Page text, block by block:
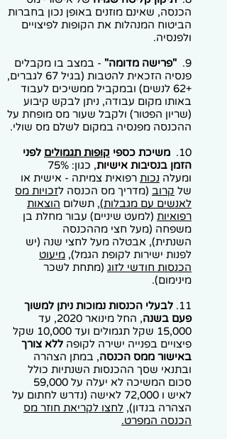
הכנסה, שאינם מוזנים באופן נכון בחברות
הביטוח המנהלות את הקופות לפיצויים
ולפנסיה.
9
. "פרישה מדומה" - במצב בו מקבלים
פנסיה הזכאית להטבות (בגיל 67 לגברים,
+62 לנשים) ובמקביל ממשיכים לעבוד
באותו מקום עבודה, ניתן לבקש קיבוע
(שריון הפטור) ולקבל שעור מס מופחת על
ההכנסה מפנסיה במקום לשלם מס שולי.
10.
משיכת כספי קופות תגמולים לפני
הזמן בנסיבות אישיות,
כגון: 75%
ומעלה נכות רפואית צמיתה - אישית או
של קרוב (מדריך מס הכנסה לזכויות מס
לאנשים עם מגבלות), תשלום הוצאות
רפואיות (למעט שיניים) עבור מחלת בן
משפחה (מעל חצי מההכנסה
השנתית), אבטלה מעל לחצי שנה (יש
לפנות ישירות לקופת הגמל), מיעוט
הכנסות חודשי לזוג (מתחת לשכר
מינימום).
11. לבעלי הכנסות נמוכות ניתן למשוך
פעם בשנה
, החל מינואר 2020, עד
15,000 שקל תגמולים ועד 10,000 שקל
פיצויים בפנייה ישירה לקופה ללא צורך
באישור ממס הכנסה, במתן הצהרה
ובתנאי שסך ההכנסות השנתיות כולל
סכום המשיכה לא יעלה על 59,000
לאיש ו 72,000 לאישה (נדרש לחתום על
הצהרה בנדון), לחצו לקריאת חוזר מס
הכנסה המפרט.